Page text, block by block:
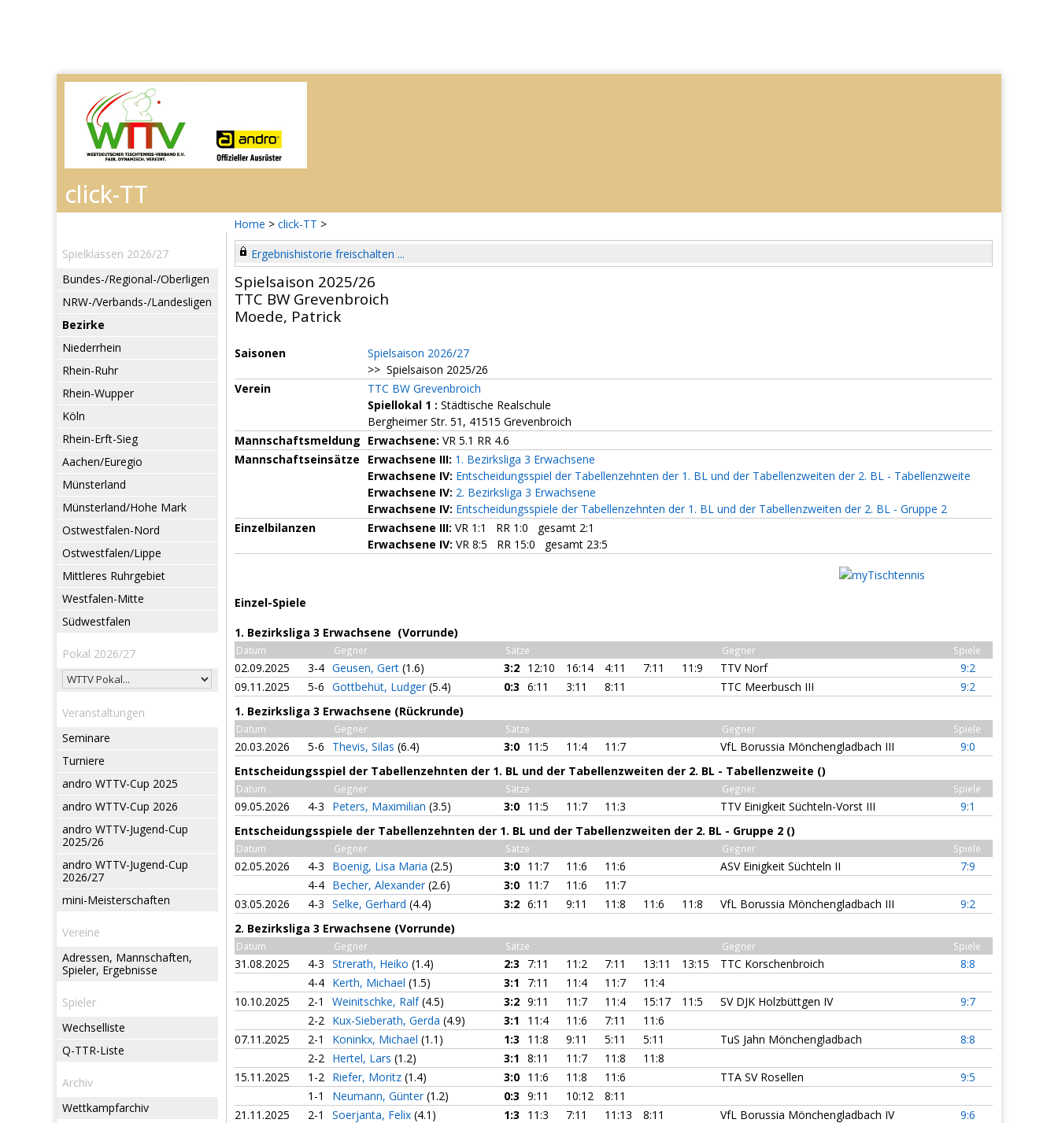
Home > click-TT >
Spielklassen 2026/27
Bundes-/Regional-/Oberligen
NRW-/Verbands-/Landesligen
Bezirke
Niederrhein
Rhein-Ruhr
Rhein-Wupper
Köln
Rhein-Erft-Sieg
Aachen/Euregio
Münsterland
Münsterland/Hohe Mark
Ostwestfalen-Nord
Ostwestfalen/Lippe
Mittleres Ruhrgebiet
Westfalen-Mitte
Südwestfalen
Pokal 2026/27
Veranstaltungen
Seminare
Turniere
andro WTTV-Cup 2025
andro WTTV-Cup 2026
andro WTTV-Jugend-Cup
2025/26
andro WTTV-Jugend-Cup
2026/27
mini-Meisterschaften
Vereine
Adressen, Mannschaften,
Spieler, Ergebnisse
Spieler
Wechselliste
Q-TTR-Liste
Archiv
Wettkampfarchiv
Ergebnishistorie freischalten ...
Spielsaison 2025/26
TTC BW Grevenbroich
Moede, Patrick
Saisonen
Spielsaison 2026/27
>> Spielsaison 2025/26
Verein
TTC BW Grevenbroich
Spiellokal 1 : Städtische Realschule
Bergheimer Str. 51, 41515 Grevenbroich
Mannschaftsmeldung Erwachsene: VR 5.1 RR 4.6
Mannschaftseinsätze
Erwachsene III: 1. Bezirksliga 3 Erwachsene
Erwachsene IV: Entscheidungsspiel der Tabellenzehnten der 1. BL und der Tabellenzweiten der 2. BL - Tabellenzweite
Erwachsene IV: 2. Bezirksliga 3 Erwachsene
Erwachsene IV: Entscheidungsspiele der Tabellenzehnten der 1. BL und der Tabellenzweiten der 2. BL - Gruppe 2
Einzelbilanzen
Erwachsene III: VR 1:1 RR 1:0 gesamt 2:1
Erwachsene IV: VR 8:5 RR 15:0 gesamt 23:5
Einzel-Spiele
1. Bezirksliga 3 Erwachsene (Vorrunde)
Datum Gegner Sätze Gegner Spiele
02.09.2025 3-4 Geusen, Gert (1.6) 3:2 12:10 16:14 4:11 7:11 11:9 TTV Norf
9:2
09.11.2025
5-6 Gottbehüt, Ludger (5.4) 0:3 6:11 3:11 8:11 TTC Meerbusch III
9:2
1. Bezirksliga 3 Erwachsene (Rückrunde)
Datum Gegner Sätze Gegner Spiele
20.03.2026 5-6 Thevis, Silas (6.4) 3:0 11:5 11:4 11:7 VfL Borussia Mönchengladbach III
9:0
Entscheidungsspiel der Tabellenzehnten der 1. BL und der Tabellenzweiten der 2. BL - Tabellenzweite ()
Datum Gegner Sätze Gegner Spiele
09.05.2026 4-3 Peters, Maximilian (3.5) 3:0 11:5 11:7 11:3 TTV Einigkeit Süchteln-Vorst III
9:1
Entscheidungsspiele der Tabellenzehnten der 1. BL und der Tabellenzweiten der 2. BL - Gruppe 2 ()
Datum Gegner Sätze Gegner Spiele
02.05.2026 4-3 Boenig, Lisa Maria (2.5) 3:0 11:7 11:6 11:6 ASV Einigkeit Süchteln II
7:9
4-4 Becher, Alexander (2.6) 3:0 11:7 11:6
11:7
03.05.2026
4-3 Selke, Gerhard (4.4) 3:2 6:11 9:11 11:8 11:6 11:8 VfL Borussia Mönchengladbach III
9:2
2. Bezirksliga 3 Erwachsene (Vorrunde)
Datum Gegner Sätze Gegner Spiele
31.08.2025 4-3 Strerath, Heiko (1.4) 2:3 7:11 11:2 7:11 13:11 13:15 TTC Korschenbroich
8:8
4-4 Kerth, Michael (1.5) 3:1 7:11 11:4 11:7
11:4
10.10.2025
2-1 Weinitschke, Ralf(4.5) 3:2 9:11 11:7 11:4 15:17 11:5 SV DJK Holzbüttgen IV
9:7
2-2 Kux-Sieberath, Gerda (4.9) 3:1 11:4 11:6 7:11
11:6
07.11.2025
2-1 Koninkx, Michael (1.1) 1:3 11:8 9:11 5:11 5:11 TuS Jahn Mönchengladbach
8:8
2-2 Hertel, Lars (1.2) 3:1 8:11 11:7 11:8
11:8
15.11.2025
1-2 Riefer, Moritz (1.4) 3:0 11:6 11:8 11:6 TTA SV Rosellen
9:5
1-1
Neumann, Günter (1.2) 0:3 9:11 10:12
8:11
21.11.2025
2-1 Soerjanta, Felix (4.1) 1:3 11:3 7:11 11:13 8:11 VfL Borussia Mönchengladbach IV
9:6